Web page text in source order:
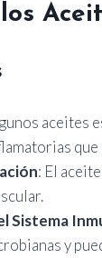
aceites
: El
Sistema
y